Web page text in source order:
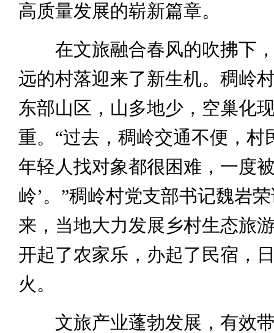
高质量发展的崭新篇章。
在文旅融合春风的吹拂下，
远的村落迎来了新生机。稠岭
东部山区，山多地少，空巢化
重。“过去，稠岭交通不便，村
年轻人找对象都很困难，一度
岭’。”稠岭村党支部书记魏岩
来，当地大力发展乡村生态旅
开起了农家乐，办起了民宿，
火。
文旅产业蓬勃发展，有效带